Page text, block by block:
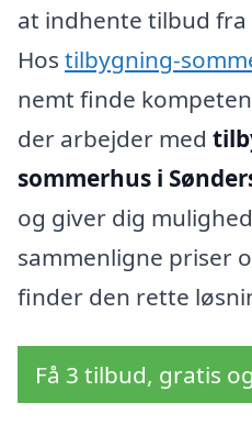
at indhente tilbud
Hos tilbygning-
nemt finde
der arbejder med
sommerhus i
og giver dig
sammenligne priser
finder den rette
Få 3 tilbud, gratis